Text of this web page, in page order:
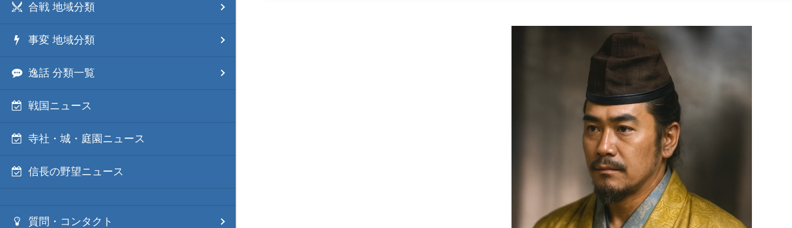
合戦 地域分類
事変 地域分類
逸話 分類一覧
戦国ニュース
寺社・城・庭園ニュース
信長の野望ニュース
質問・コンタクト